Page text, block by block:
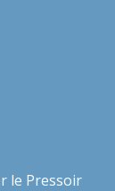
le Pressoir